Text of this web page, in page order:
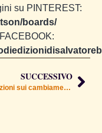
su PINTEREST:
boards/
SUCCESSIVO
Precisazioni sui cambiamenti ambientali